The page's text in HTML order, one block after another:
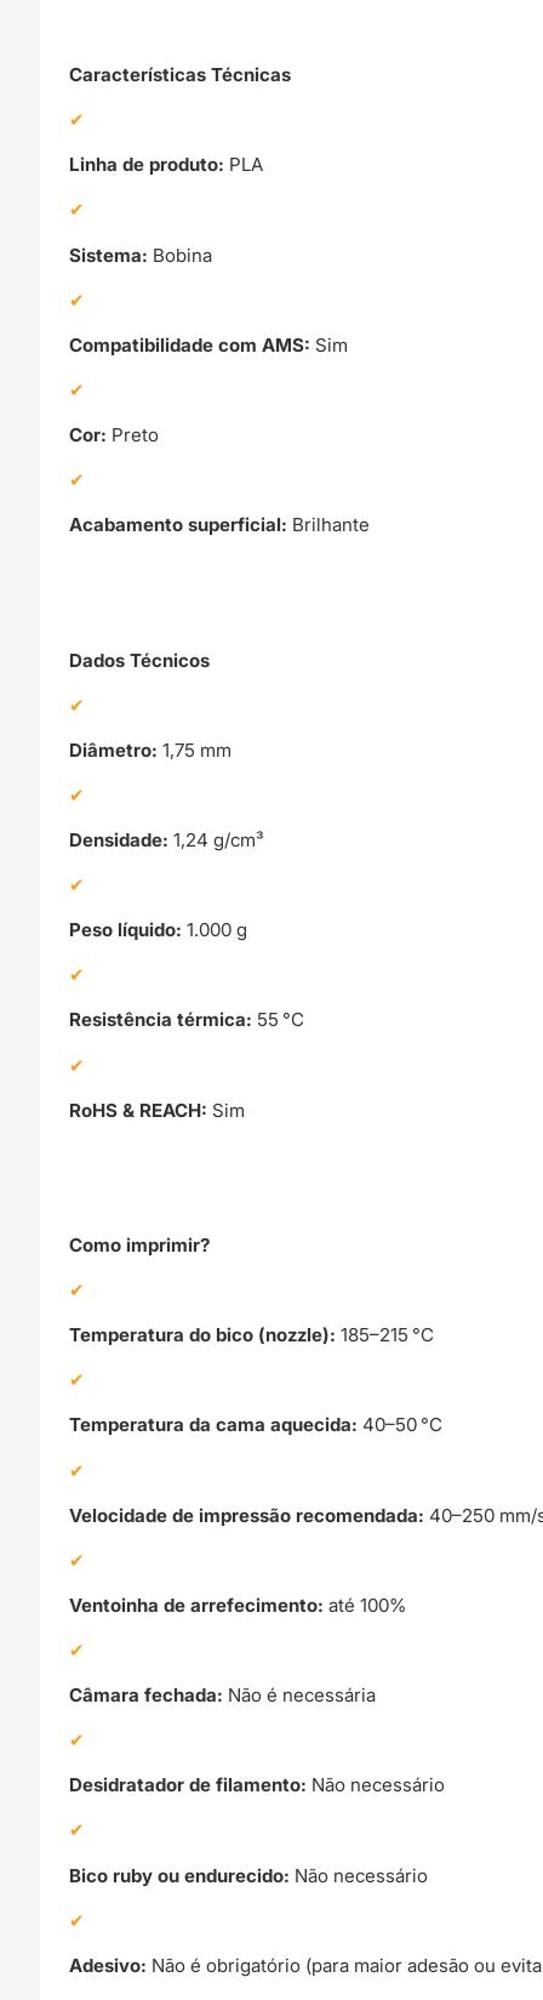
Características Técnicas
Linha de produto: PLA
Sistema: Bobina
Compatibilidade com AMS: Sim
Cor: Preto
Acabamento superficial: Brilhante
Dados Técnicos
Diâmetro: 1,75 mm
Densidade: 1,24 g/cm³
Peso líquido: 1.000 g
Resistência térmica: 55 °C
RoHS & REACH: Sim
Como imprimir?
Temperatura do bico (nozzle): 185–215 °C
Temperatura da cama aquecida: 40–50 °C
Velocidade de impressão recomendada: 40–250 mm/
Ventoinha de arrefecimento: até 100%
Câmara fechada: Não é necessária
Desidratador de filamento: Não necessário
Bico ruby ou endurecido: Não necessário
Adesivo: Não é obrigatório (para maior adesão ou